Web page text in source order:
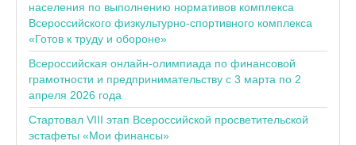
населения по выполнению нормативов комплекса
Всероссийского физкультурно-спортивного комплекса
«Готов к труду и обороне»
Всероссийская онлайн-олимпиада по финансовой
грамотности и предпринимательству с 3 марта по 2
апреля 2026 года
Стартовал VIII этап Всероссийской просветительской
эстафеты «Мои финансы»